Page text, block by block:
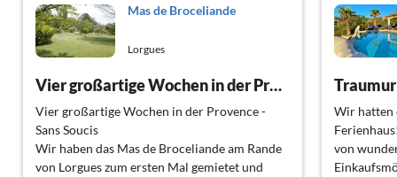
Mas de Broceliande
Lorgues
Vier großartige Wochen in der Provence - Sans soucis
Vier großartige Wochen in der Provence -
Sans Soucis
Wir haben das Mas de Broceliande am Rande
von Lorgues zum ersten Mal gemietet und
Wir hatten
von